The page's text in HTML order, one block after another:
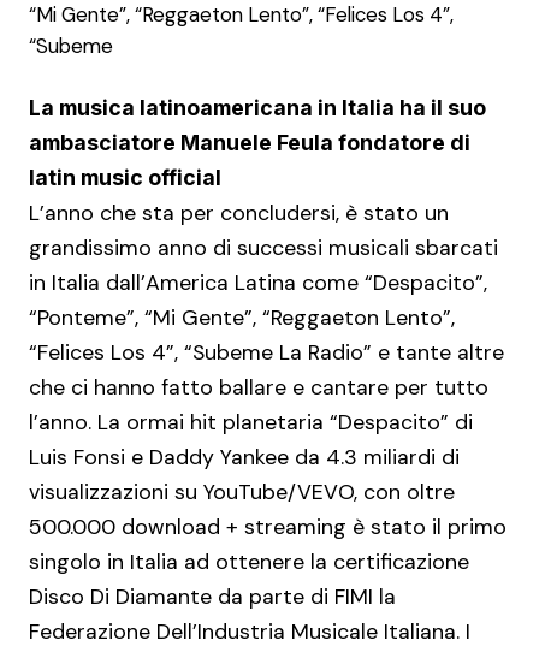
“Mi Gente”, “Reggaeton Lento”, “Felices Los 4”,
“Subeme
La musica latinoamericana in Italia ha il suo
ambasciatore Manuele Feula fondatore di
latin music official
L’anno che sta per concludersi, è stato un
grandissimo anno di successi musicali sbarcati
in Italia dall’America Latina come “Despacito”,
“Ponteme”, “Mi Gente”, “Reggaeton Lento”,
“Felices Los 4”, “Subeme La Radio” e tante altre
che ci hanno fatto ballare e cantare per tutto
l’anno. La ormai hit planetaria “Despacito” di
Luis Fonsi e Daddy Yankee da 4.3 miliardi di
visualizzazioni su YouTube/VEVO, con oltre
500.000 download + streaming è stato il primo
singolo in Italia ad ottenere la certificazione
Disco Di Diamante da parte di FIMI la
Federazione Dell’Industria Musicale Italiana. I